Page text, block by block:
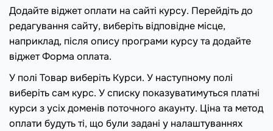
Додайте віджет оплати на сайті курсу. Перейдіть до
редагування сайту, виберіть відповідне місце,
наприклад, після опису програми курсу та додайте
віджет Форма оплата.
У полі Товар виберіть Курси. У наступному полі
виберіть сам курс. У списку показуватимуться платні
курси з усіх доменів поточного акаунту. Ціна та метод
оплати будуть ті, що були задані у налаштуваннях